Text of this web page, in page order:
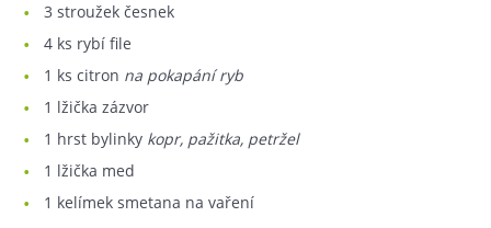
3 stroužek česnek
4 ks rybí file
1 ks citron na pokapání ryb
1 lžička zázvor
1 hrst bylinky kopr, pažitka, petržel
1 lžička med
1 kelímek smetana na vaření